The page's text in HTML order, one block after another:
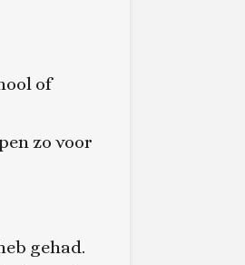
of
zo voor
gehad.